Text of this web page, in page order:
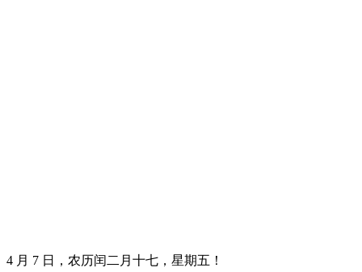
4 月 7 日，农历闰二月十七，星期五！